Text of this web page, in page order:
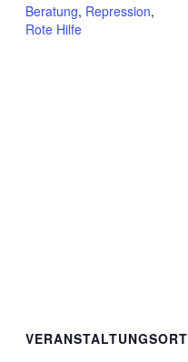
Beratung, Repression,
Rote Hilfe
VERANSTALTUNGSORT